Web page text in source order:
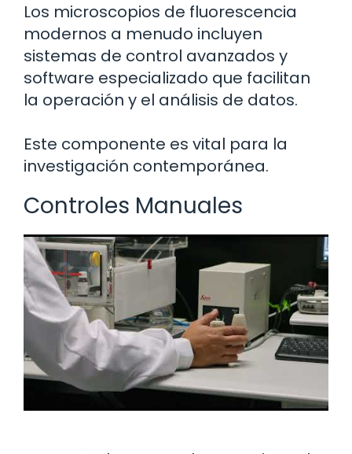
Los microscopios de fluorescencia
modernos a menudo incluyen
sistemas de control avanzados y
software especializado que facilitan
la operación y el análisis de datos.
Este componente es vital para la
investigación contemporánea.
Controles Manuales